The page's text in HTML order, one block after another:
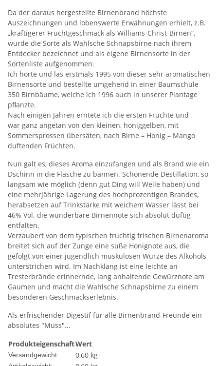
Da der daraus hergestellte Birnenbrand höchste
Auszeichnungen und lobenswerte Erwähnungen erhielt, z.B.
„kräftigerer Fruchtgeschmack als Williams-Christ-Birnen“,
wurde die Sorte als Wahlsche Schnapsbirne nach ihrem
Entdecker bezeichnet und als eigene Birnensorte in der
Sortenliste aufgenommen.
Ich hörte und las erstmals 1995 von dieser sehr aromatischen
Birnensorte und bestellte umgehend in einer Baumschule
350 Birnbäume, welche ich 1996 auch in unserer Plantage
pflanzte.
Nach einigen Jahren erntete ich die ersten Früchte und
war ganz angetan von den kleinen, honiggelben, mit
Sommersprossen übersäten, nach Birne – Honig – Mango
duftenden Früchten.
Nun galt es, dieses Aroma einzufangen und als Brand wie ein
Dschinn in die Flasche zu bannen. Schonende Destillation, so
langsam wie möglich (denn gut Ding will Weile haben) und
eine mehrjährige Lagerung des hochprozentigen Brandes,
herabsetzen auf Trinkstärke mit weichem Wasser lässt bei
46% Vol. die wunderbare Birnennote sich absolut duftig
entfalten.
Verzaubert von dem typischen fruchtig frischen Birnenaroma
breitet sich auf der Zunge eine süße Honignote aus, die
gefolgt von einer jugendlich muskulösen Würze des Alkohols
unterstrichen wird. Im Nachklang ist eine leichte an
Tresterbrände erinnernde, lang anhaltende Gewürznote am
Gaumen und macht die Wahlsche Schnapsbirne zu einem
besonderen Geschmackserlebnis.
Als erfrischender Digestif für alle Birnenbrand-Freunde ein
absolutes "Muss"...
ProdukteigenschaftWert
Versandgewicht: 0,60 kg